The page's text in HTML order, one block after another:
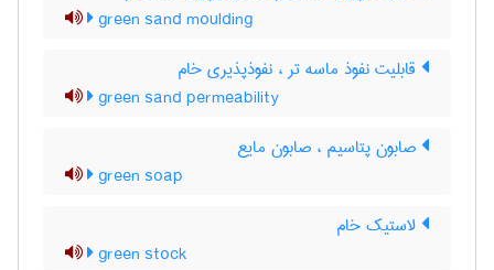
green sand moulding
قابلیت نفوذ ماسه تر ، نفوذپذیری خام
green sand permeability
صابون پتاسیم ، صابون مایع
green soap
لاستیک خام
green stock